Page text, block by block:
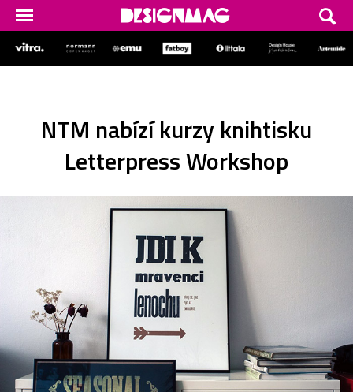
NTM nabízí kurzy knihtisku
Letterpress Workshop